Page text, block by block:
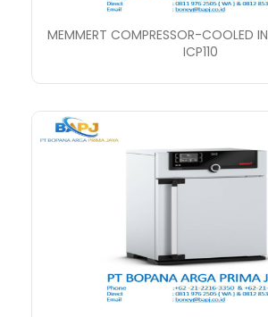
MEMMERT COMPRESSOR-COOLED
ICP110